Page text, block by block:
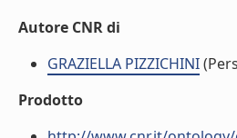
Autore CNR di
GRAZIELLA PIZZICHINI
Prodotto